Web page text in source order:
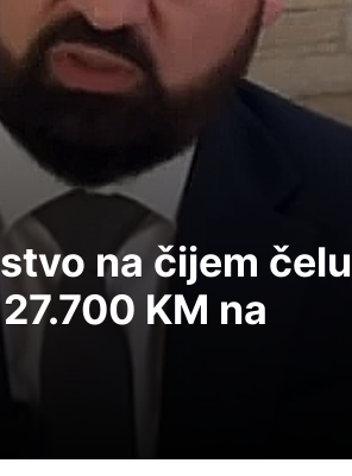
na čijem čelu
KM na